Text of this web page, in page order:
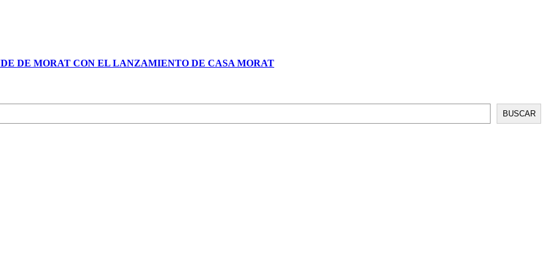
DE MORAT CON EL LANZAMIENTO DE CASA MORAT
BUSCAR